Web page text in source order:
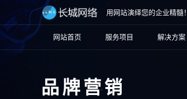
用网站演绎您的企业精髓！
网站首页 服务项目 解决方案
品牌营销